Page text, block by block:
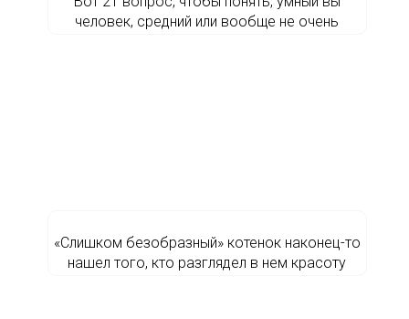
человек, средний или вообще не очень
«Слишком безобразный» котенок наконец-то
нашел того, кто разглядел в нем красоту